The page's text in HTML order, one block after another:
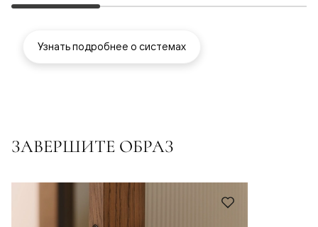
Узнать подробнее о системах
ЗАВЕРШИТЕ ОБРАЗ